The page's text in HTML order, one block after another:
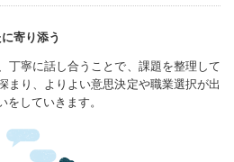
寄り添う
丁寧に話し合うことで、課題を整理して
まり、よりよい意思決定や職業選択が出
していきます。